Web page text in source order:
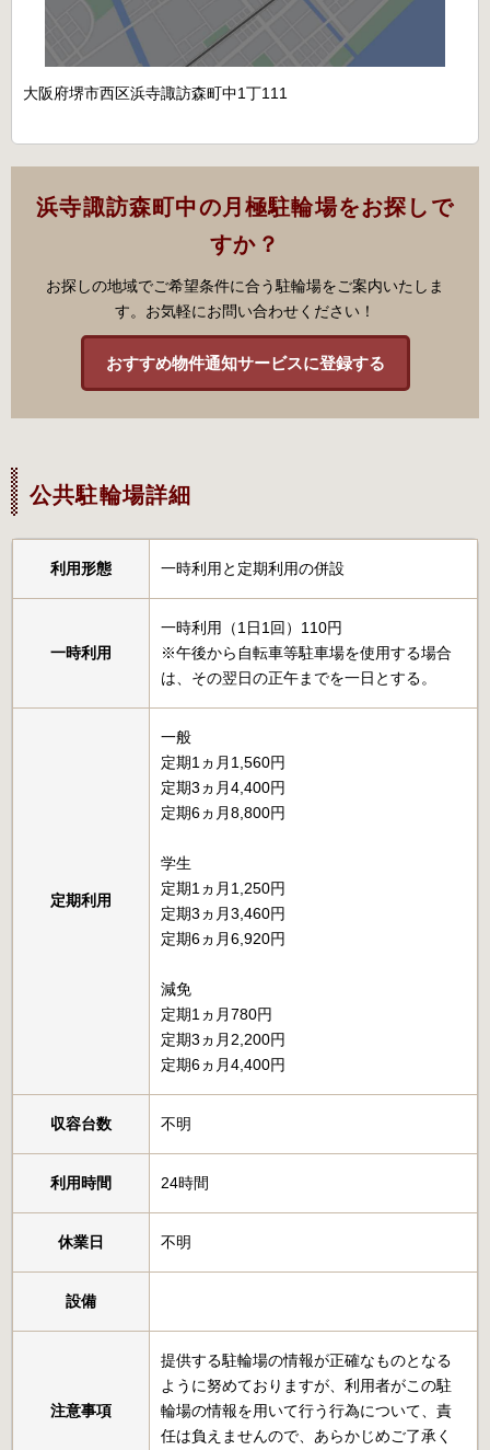
大阪府堺市西区浜寺諏訪森町中1丁111
浜寺諏訪森町中の月極駐輪場をお探しで
すか？
お探しの地域でご希望条件に合う駐輪場をご案内いたしま
す。お気軽にお問い合わせください！
おすすめ物件通知サービスに登録する
公共駐輪場詳細
利用形態 一時利用と定期利用の併設
一時利用
一時利用（1日1回）110円
※午後から自転車等駐車場を使用する場合
は、その翌日の正午までを一日とする。
定期利用
一般
定期1ヵ月1,560円
定期3ヵ月4,400円
定期6ヵ月8,800円
学生
定期1ヵ月1,250円
定期3ヵ月3,460円
定期6ヵ月6,920円
減免
定期1ヵ月780円
定期3ヵ月2,200円
定期6ヵ月4,400円
収容台数 不明
利用時間 24時間
休業日 不明
設備
注意事項
提供する駐輪場の情報が正確なものとなる
ように努めておりますが、利用者がこの駐
輪場の情報を用いて行う行為について、責
任は負えませんので、あらかじめご了承く